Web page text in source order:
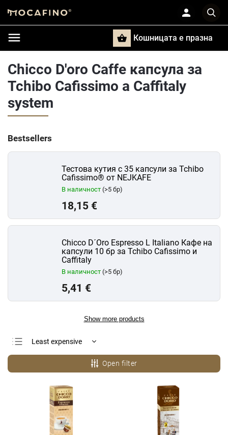
Кошницата e празна
Chicco D'oro Caffe капсула за
Tchibo Cafissimo a Caffitaly
system
Bestsellers
Тестова кутия с 35 капсули за Tchibo
Cafissimo® от NEJKAFE
В наличност (>5 бр)
18,15 €
Chicco D´Oro Espresso L Italiano Кафе на
капсули 10 бр за Tchibo Cafissimo и
Caffitaly
В наличност (>5 бр)
5,41 €
Show more products
Least expensive
Bestsellers
Alphabetically
Open filter